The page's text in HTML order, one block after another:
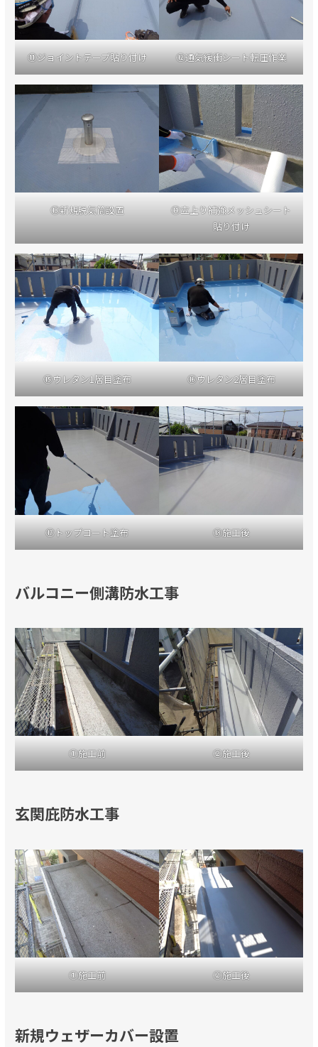
⑪ジョイントテープ貼り付け ⑫通気緩衝シート転圧作業
⑬新規脱気筒設置
⑭立上り補強メッシュシート
貼り付け
⑮ウレタン1層目塗布 ⑯ウレタン2層目塗布
⑰トップコート塗布 ⑱施工後
バルコニー側溝防水工事
①施工前 ②施工後
玄関庇防水工事
①施工前 ②施工後
新規ウェザーカバー設置